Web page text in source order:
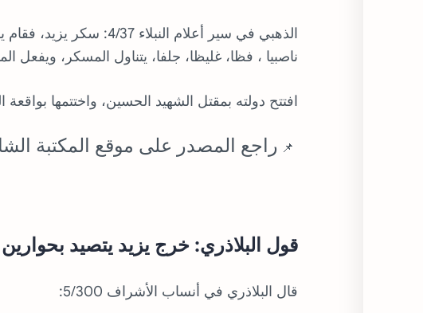
الذهبي في سير أعلام
ناصبيا ، فظا، غليظا، جلفا، يتناول المسكر، ويفعل
افتتح دولته بمقتل الشهيد الحسين، واختتمها
📌 راجع المصدر على موقع المكتبة
قول البلاذري: خرج يزيد يتصيد
قال البلاذري في أنساب الأشراف 5/300: